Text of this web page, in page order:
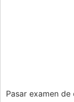
Pasar examen